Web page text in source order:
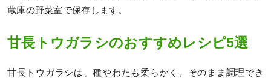
蔵庫の野菜室で保存します。
甘長トウガラシのおすすめレシピ5選
甘長トウガラシは、種やわたも柔らかく、そのまま調理でき